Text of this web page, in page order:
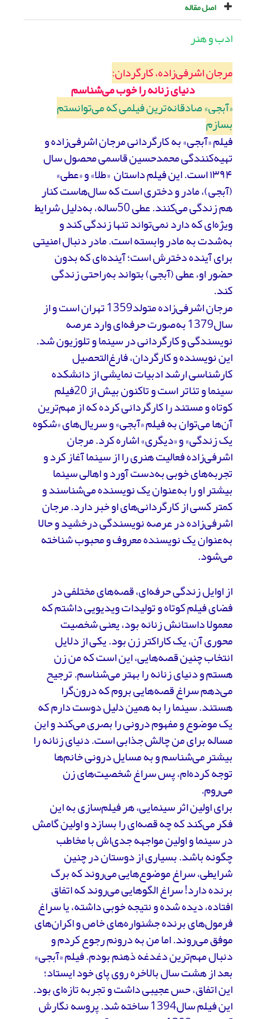
اصل مقاله
ادب و هنر
مرجان اشرفی‌زاده، کارگردان:
دنیای زنانه را خوب می‌شناسم
«آبجی» صادقانه‌ترین فیلمی که می‌توانستم
بسازم
فیلم «آبجی» به کارگردانی مرجان اشرفی‌زاده و
تهیه‌کنندگی محمدحسین قاسمی محصول سال
۱۳۹۴ است. این فیلم داستان «طلا» و «عطی»
(آبجی)، مادر و دختری است که سال‌هاست کنار
هم زندگی می‌‌کنند. عطی 50ساله، به‌دلیل شرایط
ویژه‌ای که دارد نمی‌تواند ‌تنها زندگی کند و
به‌شدت به مادر وابسته است. مادر دنبال امنیتی
برای آینده دخترش است؛ آینده‌ای که بدون
حضور او، عطی (آبجی) بتواند به‌راحتی زندگی
کند.
مرجان اشرفی‌زاده متولد1359 تهران است و از
سال1379 به‌صورت حرفه‌ای وارد عرصه
نویسندگی و کارگردانی در سینما و تلوزیون شد.
این نویسنده و کارگردان، فارغ‌التحصیل
کارشناسی ارشد ادبیات نمایشی از دانشکده
سینما و تئاتر است و تاکنون بیش از 20فیلم
کوتاه و مستند را کارگردانی کرده که از مهم‌ترین
آن‌ها می‌توان به فیلم «آبجی» و سریال‌های «شکوه
یک زندگی» و «دیگری» اشاره کرد. مرجان
اشرفی‌زاده فعالیت هنری را از سینما آغاز کرد و
تجربه‌های خوبی به‌دست آورد و اهالی سینما
بیشتر او را به‌عنوان یک نویسنده می‌شناسند و
کمتر کسی از کارگردانی‌های او خبر دارد. مرجان
اشرفی‌زاده در عرصه نویسندگی درخشید و حالا
به‌عنوان یک نویسنده معروف و محبوب شناخته
می‌شود.
از اوایل زندگی حرفه‌ای، قصه‌های مختلفی در
فضای فیلم کوتاه و تولیدات ویدیویی داشتم که
معمولا داستانش زنانه بود، یعنی شخصیت
محوری آن، یک کاراکتر زن بود. یکی از دلایل
انتخاب چنین قصه‌هایی، این است که من زن
هستم و دنیای زنانه را بهتر می‌شناسم. ترجیح
می‌دهم سراغ قصه‌هایی بروم که درون‌گرا
هستند. سینما را به همین دلیل دوست دارم که
یک موضوع و مفهوم درونی را بصری می‌کند و این
مساله برای من چالش جذابی است. دنیای زنانه را
بیشتر می‌شناسم و به مسایل درونی خانم‌ها
توجه کرده‌ام، پس سراغ شخصیت‌های زن
می‌روم.
برای اولین اثر سینمایی، هر فیلم‌سازی به این
فکر می‌کند که چه قصه‌ای را بسازد و اولین گامش
در سینما و اولین مواجهه جدی‌اش با مخاطب
چگونه باشد. بسیاری از دوستان در چنین
شرایطی، سراغ موضوع‌هایی می‌روند که برگ
برنده دارد! سراغ الگوهایی می‌روند که اتفاق
افتاده، دیده شده و نتیجه خوبی داشته، یا سراغ
فرمول‌های برنده جشنواره‌های خاص و اکران‌های
موفق می‌روند. اما من به درونم رجوع کردم و
دنبال مهم‌ترین دغدغه ذهنم بودم. فیلم «آبجی»
بعد از هشت سال بالاخره روی پای خود ایستاد؛
این اتفاق، حس عجیبی داشت و تجربه تازه‌ای بود.
این فیلم سال1394 ساخته شد. پروسه نگارش